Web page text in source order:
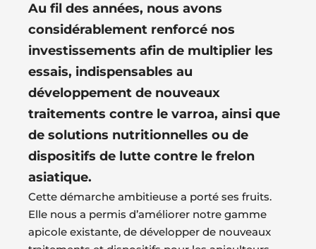
Au fil des années, nous avons
considérablement renforcé nos
investissements afin de multiplier les
essais, indispensables au
développement de nouveaux
traitements contre le varroa, ainsi que
de solutions nutritionnelles ou de
dispositifs de lutte contre le frelon
asiatique.
Cette démarche ambitieuse a porté ses fruits.
Elle nous a permis d’améliorer notre gamme
apicole existante, de développer de nouveaux